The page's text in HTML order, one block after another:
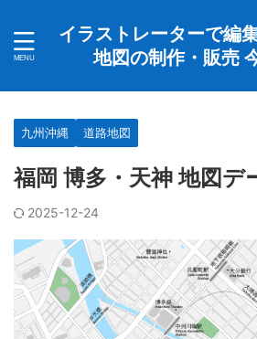
イラストレーターで編
地図の制作・販売
九州沖縄 道路地図
福岡 博多・天神 地図デ
2025-12-24